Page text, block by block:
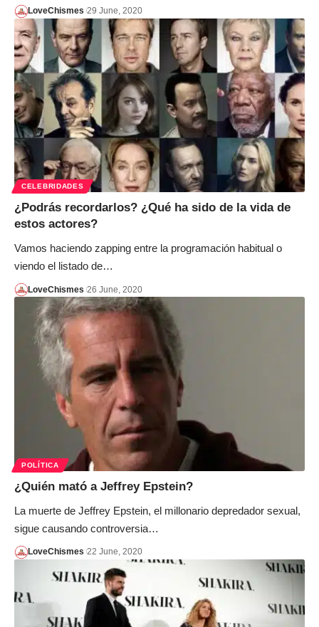
LoveChismes 29 June, 2020
CELEBRIDADES
¿Podrás recordarlos? ¿Qué ha sido de la vida de
estos actores?
Vamos haciendo zapping entre la programación habitual o
viendo el listado de…
LoveChismes 26 June, 2020
POLÍTICA
¿Quién mató a Jeffrey Epstein?
La muerte de Jeffrey Epstein, el millonario depredador sexual,
sigue causando controversia…
LoveChismes 22 June, 2020